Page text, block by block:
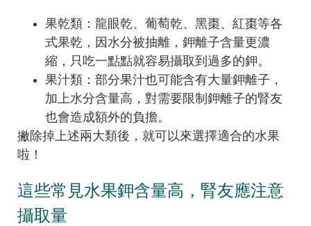
果乾類：龍眼乾、葡萄乾、黑棗、紅棗等各
式果乾，因水分被抽離，鉀離子含量更濃
縮，只吃一點點就容易攝取到過多的鉀。
果汁類：部分果汁也可能含有大量鉀離子，
加上水分含量高，對需要限制鉀離子的腎友
也會造成額外的負擔。
撇除掉上述兩大類後，就可以來選擇適合的水果
啦！
這些常見水果鉀含量高，腎友應注意
攝取量